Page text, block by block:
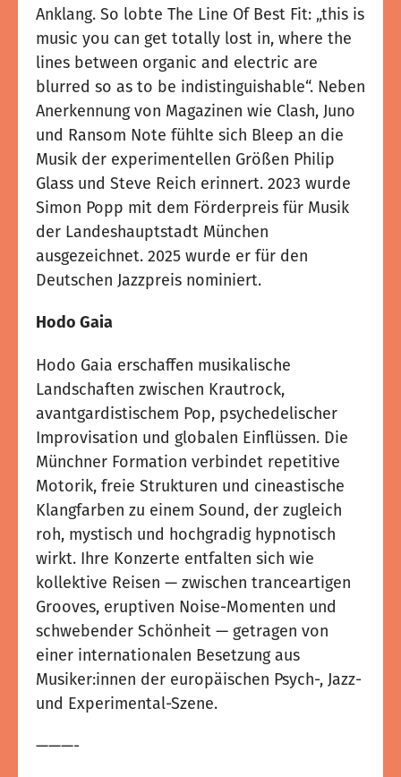
Anklang. So lobte The Line Of Best Fit: „this is
music you can get totally lost in, where the
lines between organic and electric are
blurred so as to be indistinguishable“. Neben
Anerkennung von Magazinen wie Clash, Juno
und Ransom Note fühlte sich Bleep an die
Musik der experimentellen Größen Philip
Glass und Steve Reich erinnert. 2023 wurde
Simon Popp mit dem Förderpreis für Musik
der Landeshauptstadt München
ausgezeichnet. 2025 wurde er für den
Deutschen Jazzpreis nominiert.
Hodo Gaia
Hodo Gaia erschaffen musikalische
Landschaften zwischen Krautrock,
avantgardistischem Pop, psychedelischer
Improvisation und globalen Einflüssen. Die
Münchner Formation verbindet repetitive
Motorik, freie Strukturen und cineastische
Klangfarben zu einem Sound, der zugleich
roh, mystisch und hochgradig hypnotisch
wirkt. Ihre Konzerte entfalten sich wie
kollektive Reisen — zwischen tranceartigen
Grooves, eruptiven Noise-Momenten und
schwebender Schönheit — getragen von
einer internationalen Besetzung aus
Musiker:innen der europäischen Psych-, Jazz-
und Experimental-Szene.
———-